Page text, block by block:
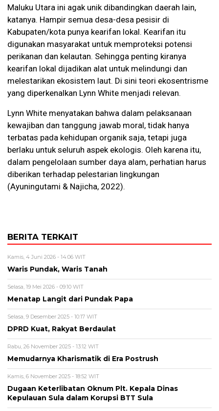
Maluku Utara ini agak unik dibandingkan daerah lain,
katanya. Hampir semua desa-desa pesisir di
Kabupaten/kota punya kearifan lokal. Kearifan itu
digunakan masyarakat untuk memproteksi potensi
perikanan dan kelautan. Sehingga penting kiranya
kearifan lokal dijadikan alat untuk melindungi dan
melestarikan ekosistem laut. Di sini teori ekosentrisme
yang diperkenalkan Lynn White menjadi relevan.
Lynn White menyatakan bahwa dalam pelaksanaan
kewajiban dan tanggung jawab moral, tidak hanya
terbatas pada kehidupan organik saja, tetapi juga
berlaku untuk seluruh aspek ekologis. Oleh karena itu,
dalam pengelolaan sumber daya alam, perhatian harus
diberikan terhadap pelestarian lingkungan
(Ayuningutami & Najicha, 2022).
BERITA TERKAIT
Kamis, 4 Juni 2026 - 14:06 WIT
Waris Pundak, Waris Tanah
Selasa, 19 Mei 2026 - 09:10 WIT
Menatap Langit dari Pundak Papa
Selasa, 9 Desember 2025 - 10:17 WIT
DPRD Kuat, Rakyat Berdaulat
Rabu, 26 November 2025 - 13:12 WIT
Memudarnya Kharismatik di Era Postrush
Kamis, 6 November 2025 - 18:52 WIT
Dugaan Keterlibatan Oknum Plt. Kepala Dinas
Kepulauan Sula dalam Korupsi BTT Sula